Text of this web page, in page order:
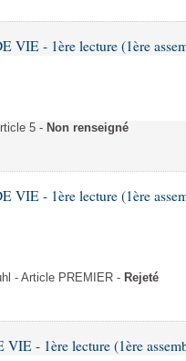
VIE - 1ère lecture (1ère
5 - Non renseigné
VIE - 1ère lecture (1ère
- Article PREMIER - Rejeté
- 1ère lecture (1ère